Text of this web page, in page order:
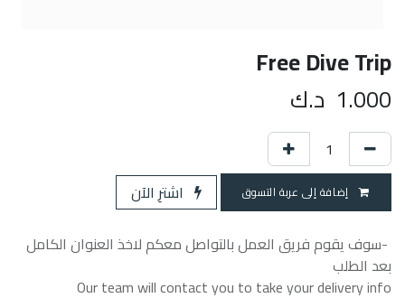
Free Dive Trip
1.000 د.ك
إضافة إلى عربة التسوق
اشترِ الآن
-سوف يقوم فريق العمل بالتواصل معكم لاخذ العنوان الكامل
بعد الطلب
Our team will contact you to take your delivery info